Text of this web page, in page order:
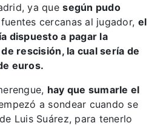
ya quesegún pudo
cercanas al jugador, el
dispuesto a pagar la
rescisión, la cual sería de
euros.
hay que sumarle el
a sondear cuando se
Luis Suárez, para tenerlo